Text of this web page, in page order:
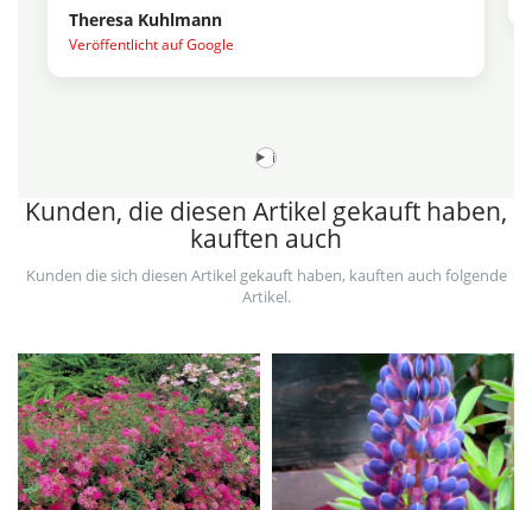
Theresa Kuhlmann
Veröffentlicht auf Google
i
Kunden, die diesen Artikel gekauft haben,
kauften auch
Kunden die sich diesen Artikel gekauft haben, kauften auch folgende
Artikel.